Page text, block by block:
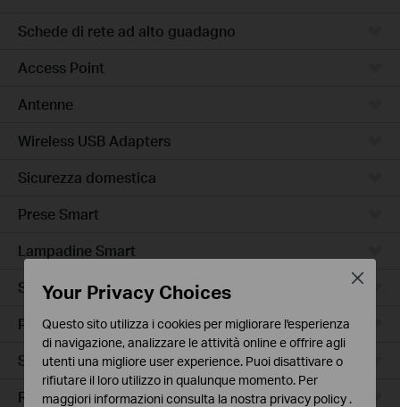
Schede di rete ad alto guadagno
Access Point
Antenne
Wireless USB Adapters
Sicurezza domestica
Prese Smart
Lampadine Smart
Sensori Smart
Prese Smart Extender
Smart Hub
Robot Aspirapolvere
Your Privacy Choices
Questo sito utilizza i cookies per migliorare l'esperienza
di navigazione, analizzare le attività online e offrire agli
utenti una migliore user experience. Puoi disattivare o
rifiutare il loro utilizzo in qualunque momento. Per
maggiori informazioni consulta la nostra privacy policy .
Close